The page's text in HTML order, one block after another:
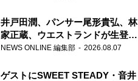
井戸田潤、パンサー尾形貴弘、林
家正蔵、ウエストランドが生登
場！『ラジオビバリー昼ズ』
NEWS ONLINE 編集部 2026.08.07
ゲストにSWEET STEADY・音井